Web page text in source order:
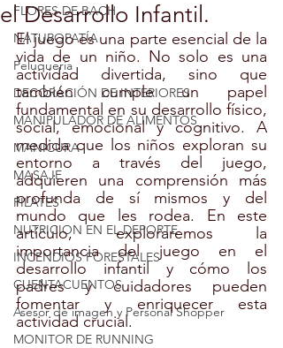
FLORES DE BACH
NATUROPATÍA
Peluqueria
DECORACIÓN DE INTERIORES
MANIPULADOR DE ALIMENTOS
MANICURA
MASAJE
PILATES
NUTRICION EN EL DEPORTE
INCENDIOS FORESTALES
CUENTACUENTOS
Asesor de imagen y Personal Shopper
MONITOR DE RUNNING
el Desarrollo Infantil.
El juego es una parte esencial de la
vida de un niño. No solo es una
actividad divertida, sino que
también cumple un papel
fundamental en su desarrollo físico,
social, emocional y cognitivo. A
medida que los niños exploran su
entorno a través del juego,
adquieren una comprensión más
profunda de sí mismos y del
mundo que les rodea. En este
artículo, exploraremos la
importancia del juego en el
desarrollo infantil y cómo los
padres y cuidadores pueden
fomentar y enriquecer esta
actividad crucial.